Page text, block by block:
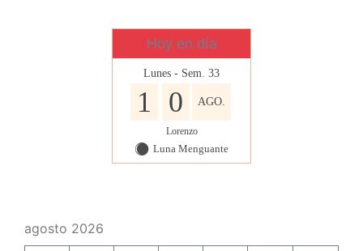
Hoy en día
Lunes - Sem. 33
1 0 AGO.
Lorenzo
Y Luna Menguante
agosto 2026